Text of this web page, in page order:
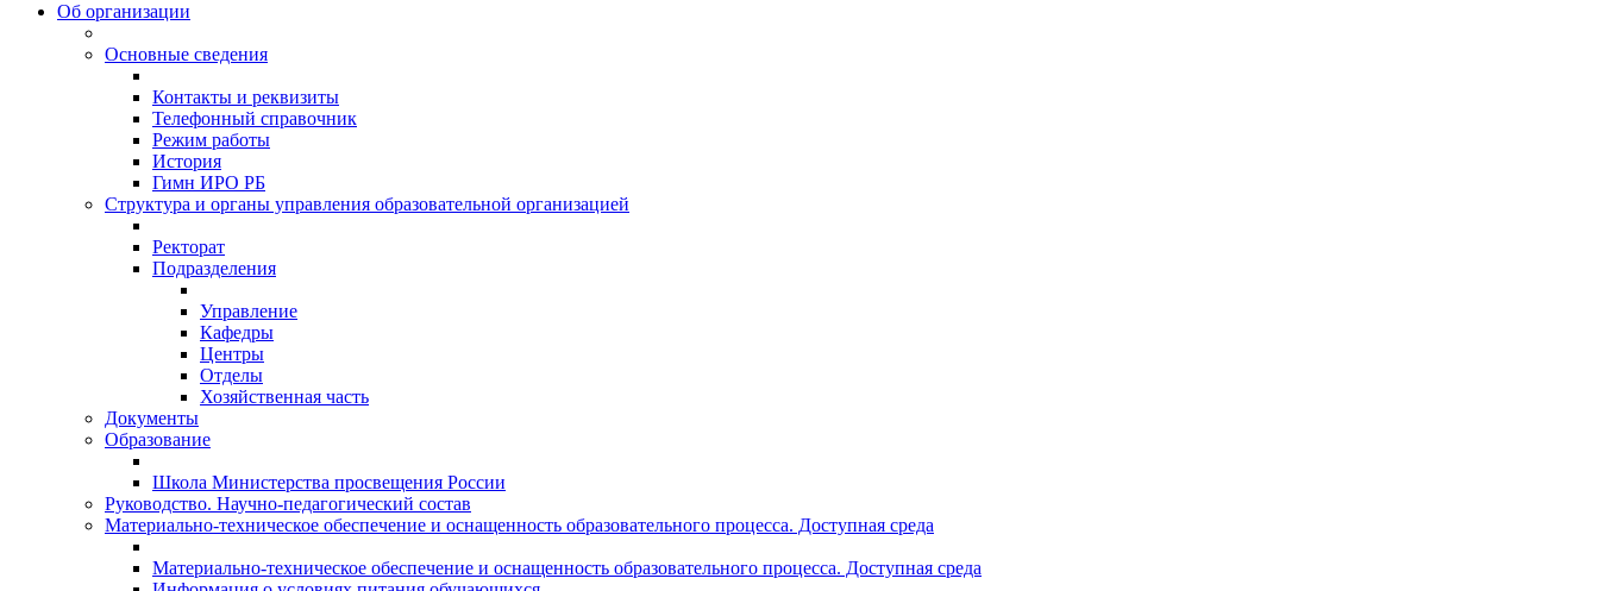
Об организации
Основные сведения
Контакты и реквизиты
Телефонный справочник
Режим работы
История
Гимн ИРО РБ
Структура и органы управления образовательной организацией
Ректорат
Подразделения
Управление
Кафедры
Центры
Отделы
Хозяйственная часть
Документы
Образование
Школа Министерства просвещения России
Руководство. Научно-педагогический состав
Материально-техническое обеспечение и оснащенность образовательного процесса. Доступная среда
Материально-техническое обеспечение и оснащенность образовательного процесса. Доступная среда